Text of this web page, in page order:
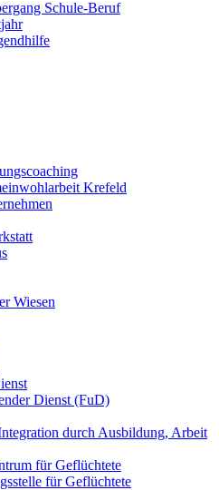
Schule-Beruf
Krefeld
Wiesen
Dienst (FuD)
durch Ausbildung, Arbeit
für Geflüchtete
für Geflüchtete